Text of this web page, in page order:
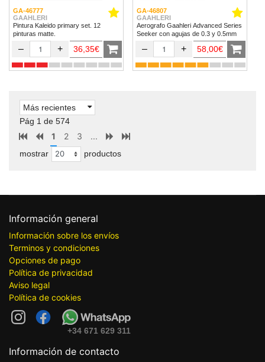
GA-46777
GAAHLERI
Pintura Kaleido primary set. 12
pinturas matte.
– + 36,35€
GA-46807
GAAHLERI
Aerografo Gaahleri Advanced Series
Seeker con agujas de 0.3 y 0.5mm
– + 58,00€
Más recientes
Pág 1 de 574
1 2 3 ...
mostrar productos
Información general
Información sobre los envíos
Terminos y condiciones
Opciones de pago
Política de privacidad
Aviso legal
Política de cookies
+34 671 629 311
Información de contacto